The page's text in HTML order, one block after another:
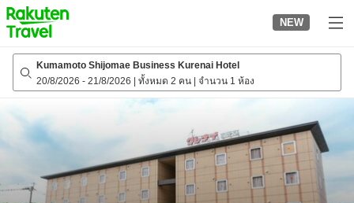
to
top
page
NEW
Kumamoto Shijomae Business Kurenai Hotel
20/8/2026 - 21/8/2026 ทั้งหมด 2 คน จำนวน 1 ห้อง